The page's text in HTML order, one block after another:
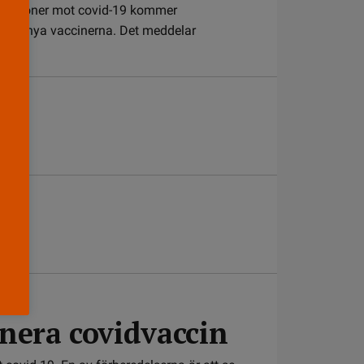
mot covid-19 kommer
de nya vaccinerna. Det meddelar
covidvaccin